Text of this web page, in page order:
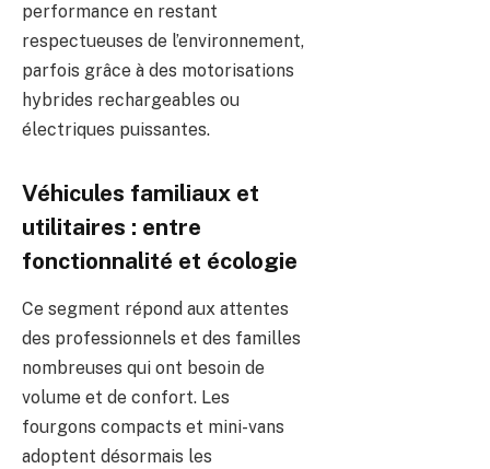
performance en restant
respectueuses de l’environnement,
parfois grâce à des motorisations
hybrides rechargeables ou
électriques puissantes.
Véhicules familiaux et
utilitaires : entre
fonctionnalité et écologie
Ce segment répond aux attentes
des professionnels et des familles
nombreuses qui ont besoin de
volume et de confort. Les
fourgons compacts et mini-vans
adoptent désormais les